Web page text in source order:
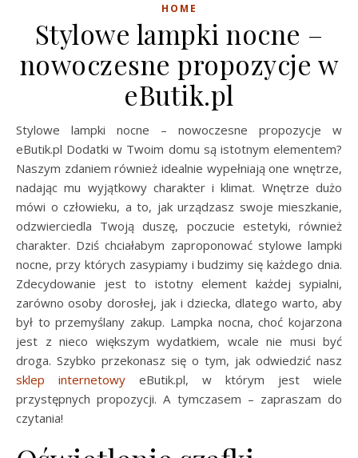
HOME
Stylowe lampki nocne –
nowoczesne propozycje w
eButik.pl
Stylowe lampki nocne – nowoczesne propozycje w
eButik.pl Dodatki w Twoim domu są istotnym elementem?
Naszym zdaniem również idealnie wypełniają one wnętrze,
nadając mu wyjątkowy charakter i klimat. Wnętrze dużo
mówi o człowieku, a to, jak urządzasz swoje mieszkanie,
odzwierciedla Twoją duszę, poczucie estetyki, również
charakter. Dziś chciałabym zaproponować stylowe lampki
nocne, przy których zasypiamy i budzimy się każdego dnia.
Zdecydowanie jest to istotny element każdej sypialni,
zarówno osoby dorosłej, jak i dziecka, dlatego warto, aby
był to przemyślany zakup. Lampka nocna, choć kojarzona
jest z nieco większym wydatkiem, wcale nie musi być
droga. Szybko przekonasz się o tym, jak odwiedzić nasz
sklep internetowy eButik.pl, w którym jest wiele
przystępnych propozycji. A tymczasem – zapraszam do
czytania!